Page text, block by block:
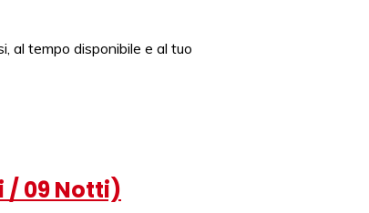
al tempo disponibile e al tuo
/ 09 Notti)